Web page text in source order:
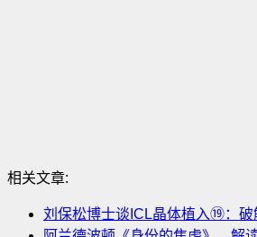
相关文章:
刘保松博士谈ICL晶体植入⑲：​破